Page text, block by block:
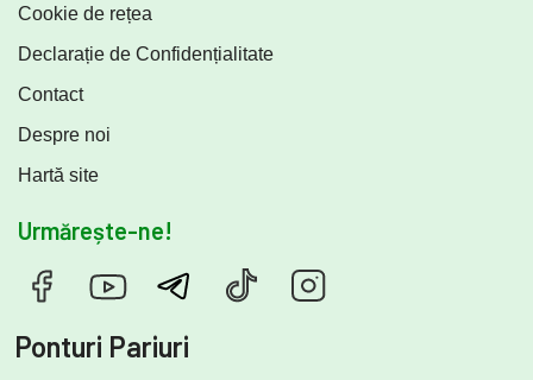
Cookie de rețea
Declarație de Confidențialitate
Contact
Despre noi
Hartă site
Urmărește-ne!
Ponturi Pariuri